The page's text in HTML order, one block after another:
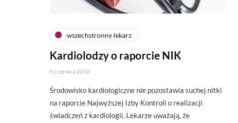
wszechstronny lekarz
Kardiolodzy o raporcie NIK
9 czerwca 2016
Środowisko kardiologiczne nie pozostawia suchej nitki
na raporcie Najwyższej Izby Kontroli o realizacji
świadczeń z kardiologii. Lekarze uważają, że